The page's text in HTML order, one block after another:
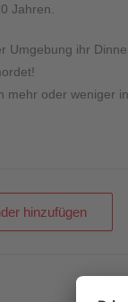
Jahren
Umgebung ihr
mehr oder weniger
hinzufügen